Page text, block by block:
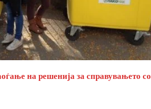
на решенија за справувањето со